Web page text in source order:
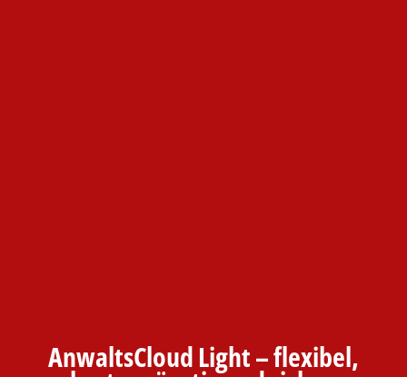
AnwaltsCloud Light – flexibel,